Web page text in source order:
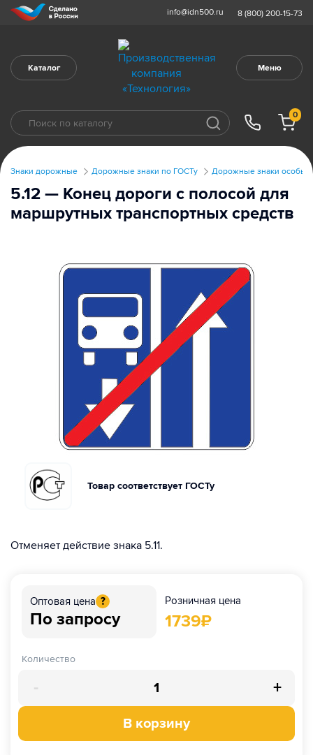
info@idn500.ru 8 (800) 200-15-73
Каталог Меню
0
Знаки дорожные Дорожные знаки по ГОСТу Дорожные знаки особых
5.12 — Конец дороги с полосой для
маршрутных транспортных средств
Товар соответствует ГОСТу
Отменяет действие знака 5.11.
Оптовая цена ?
По запросу
Розничная цена
1739₽
Количество
- +
В корзину